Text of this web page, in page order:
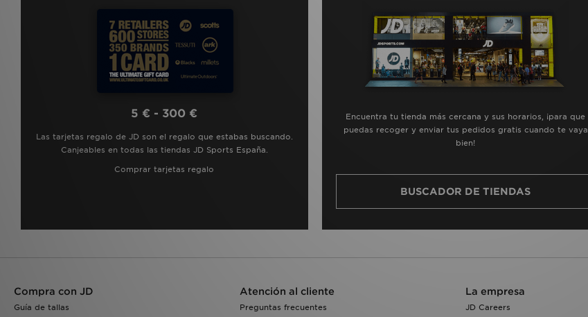
5 € - 300 €
Las tarjetas regalo de JD son el regalo que estabas buscando.
Canjeables en todas las tiendas JD Sports España.
Comprar tarjetas regalo
Encuentra tu tienda más cercana y sus horarios, ¡para que
puedas recoger y enviar tus pedidos gratis cuando te vaya
bien!
BUSCADOR DE TIENDAS
Compra con JD
Guía de tallas
Atención al cliente
Preguntas frecuentes
La empresa
JD Careers